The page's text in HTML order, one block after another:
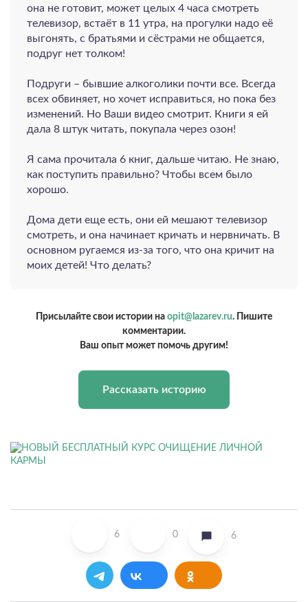
она не готовит, может целых 4 часа смотреть
телевизор, встаёт в 11 утра, на прогулки надо её
выгонять, с братьями и сёстрами не общается,
подруг нет толком!
Подруги – бывшие алкоголики почти все. Всегда
всех обвиняет, но хочет исправиться, но пока без
изменений. Но Ваши видео смотрит. Книги я ей
дала 8 штук читать, покупала через озон!
Я сама прочитала 6 книг, дальше читаю. Не знаю,
как поступить правильно? Чтобы всем было
хорошо.
Дома дети еще есть, они ей мешают телевизор
смотреть, и она начинает кричать и нервничать. В
основном ругаемся из-за того, что она кричит на
моих детей! Что делать?
Присылайте свои истории на opit@lazarev.ru. Пишите
комментарии.
Ваш опыт может помочь другим!
Рассказать историю
6 0 6